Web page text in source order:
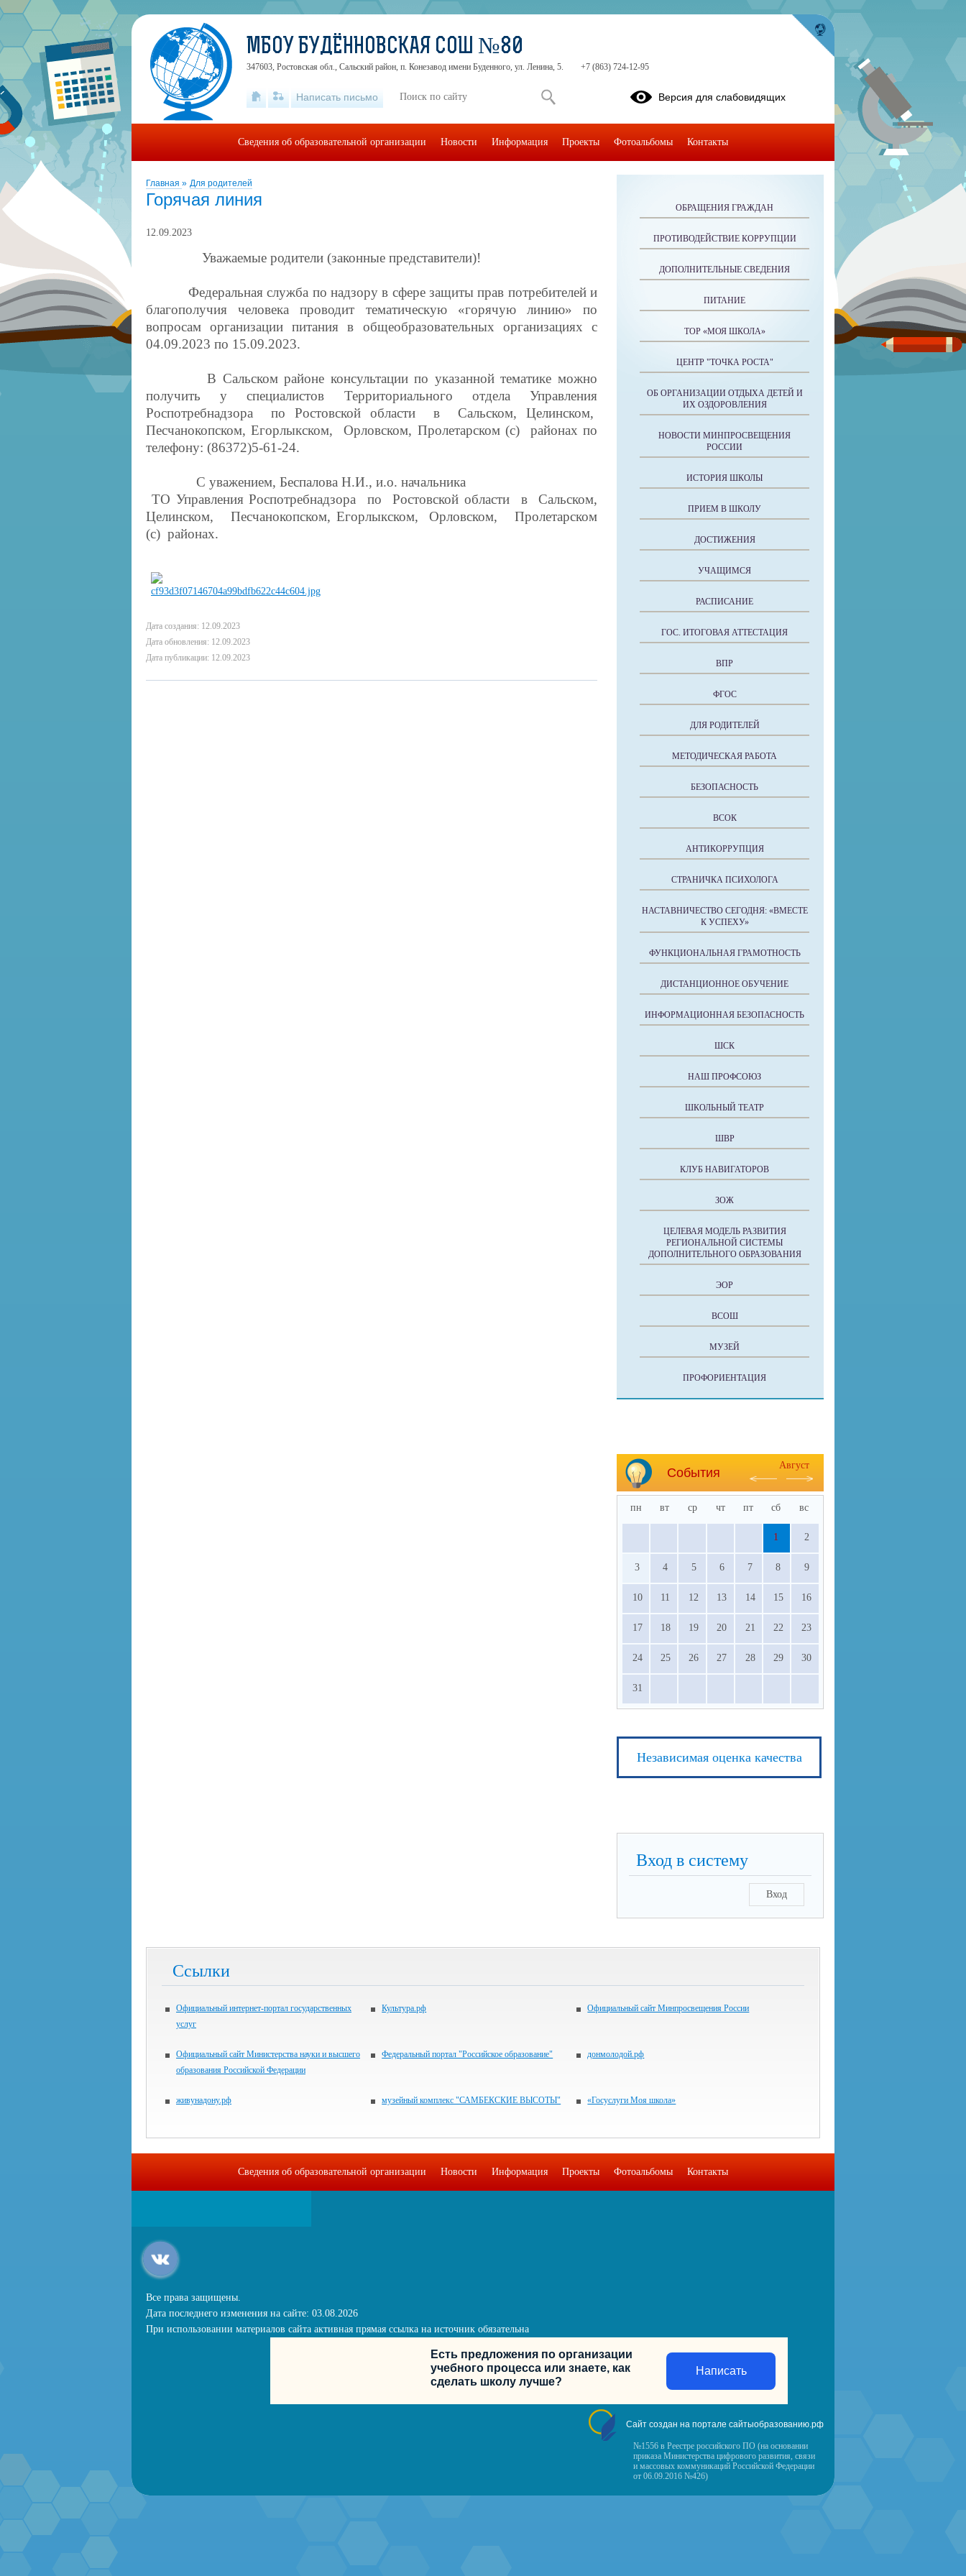
Главная » Для родителей
Горячая линия
12.09.2023
Уважаемые родители (законные представители)!
Федеральная служба по надзору в сфере защиты прав потребителей и
благополучия человека проводит тематическую «горячую линию» по
вопросам организации питания в общеобразовательных организациях с
04.09.2023 по 15.09.2023.
В Сальском районе консультации по указанной тематике можно
получить у специалистов Территориального отдела Управления
Роспотребнадзора по Ростовской области в Сальском, Целинском,
Песчанокопском, Егорлыкском, Орловском, Пролетарском (с) районах по
телефону: (86372)5-61-24.
С уважением, Беспалова Н.И., и.о. начальника
ТО Управления Роспотребнадзора по Ростовской области в Сальском,
Целинском, Песчанокопском, Егорлыкском, Орловском, Пролетарском
(с) районах.
Дата создания: 12.09.2023
Дата обновления: 12.09.2023
Дата публикации: 12.09.2023
ОБРАЩЕНИЯ ГРАЖДАН
ПРОТИВОДЕЙСТВИЕ КОРРУПЦИИ
ДОПОЛНИТЕЛЬНЫЕ СВЕДЕНИЯ
ПИТАНИЕ
ТОР «МОЯ ШКОЛА»
ЦЕНТР "ТОЧКА РОСТА"
ОБ ОРГАНИЗАЦИИ ОТДЫХА ДЕТЕЙ И
ИХ ОЗДОРОВЛЕНИЯ
НОВОСТИ МИНПРОСВЕЩЕНИЯ
РОССИИ
ИСТОРИЯ ШКОЛЫ
ПРИЕМ В ШКОЛУ
ДОСТИЖЕНИЯ
УЧАЩИМСЯ
РАСПИСАНИЕ
ГОС. ИТОГОВАЯ АТТЕСТАЦИЯ
ВПР
ФГОС
ДЛЯ РОДИТЕЛЕЙ
МЕТОДИЧЕСКАЯ РАБОТА
БЕЗОПАСНОСТЬ
ВСОК
АНТИКОРРУПЦИЯ
СТРАНИЧКА ПСИХОЛОГА
НАСТАВНИЧЕСТВО СЕГОДНЯ: «ВМЕСТЕ
К УСПЕХУ»
ФУНКЦИОНАЛЬНАЯ ГРАМОТНОСТЬ
ДИСТАНЦИОННОЕ ОБУЧЕНИЕ
ИНФОРМАЦИОННАЯ БЕЗОПАСНОСТЬ
ШСК
НАШ ПРОФСОЮЗ
ШКОЛЬНЫЙ ТЕАТР
ШВР
КЛУБ НАВИГАТОРОВ
ЗОЖ
ЦЕЛЕВАЯ МОДЕЛЬ РАЗВИТИЯ
РЕГИОНАЛЬНОЙ СИСТЕМЫ
ДОПОЛНИТЕЛЬНОГО ОБРАЗОВАНИЯ
ЭОР
ВСОШ
МУЗЕЙ
ПРОФОРИЕНТАЦИЯ
События
Август
пн вт ср чт пт сб вс
1 2
3 4 5 6 7 8 9
10 11 12 13 14 15 16
17 18 19 20 21 22 23
24 25 26 27 28 29 30
31
Независимая оценка качества
Вход в систему
Вход
Ссылки
Официальный интернет-портал государственных
услуг
Культура.рф Официальный сайт Минпросвещения России
Официальный сайт Министерства науки и высшего
образования Российской Федерации
Федеральный портал "Российское образование" донмолодой.рф
живунадону.рф музейный комплекс "САМБЕКСКИЕ ВЫСОТЫ" «Госуслуги Моя школа»
МБОУ БУДЁННОВСКАЯ СОШ №80
347603, Ростовская обл., Сальский район, п. Конезавод имени Буденного, ул. Ленина, 5. +7 (863) 724-12-95
Написать письмо Версия для слабовидящих
Сведения об образовательной организации Новости Информация Проекты Фотоальбомы Контакты
Сведения об образовательной организации Новости Информация Проекты Фотоальбомы Контакты
Все права защищены.
Дата последнего изменения на сайте: 03.08.2026
При использовании материалов сайта активная прямая ссылка на источник обязательна
Есть предложения по организации
учебного процесса или знаете, как
сделать школу лучше?
Написать
Сайт создан на портале сайтыобразованию.рф
№1556 в Реестре российского ПО (на основании
приказа Министерства цифрового развития, связи
и массовых коммуникаций Российской Федерации
от 06.09.2016 №426)